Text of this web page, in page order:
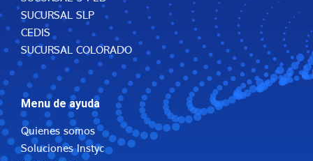
SUCURSAL SLP
CEDIS
SUCURSAL COLORADO
Menu de ayuda
Quienes somos
Soluciones Instyc